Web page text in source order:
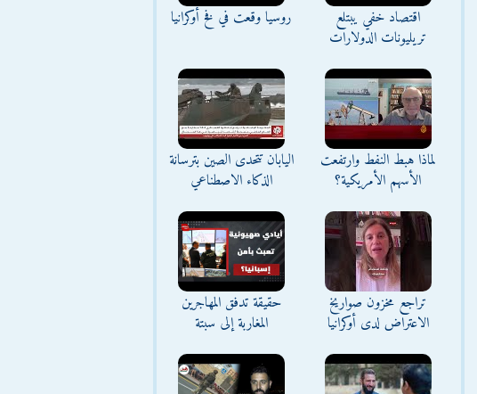
اقتصاد خفي يبتلع
تريليونات الدولارات
روسيا وقعت في فخ أوكرانيا
لماذا هبط النفط وارتفعت
الأسهم الأمريكية؟
اليابان تتحدى الصين بترسانة
الذكاء الاصطناعي
تراجع مخزون صواريخ
الاعتراض لدى أوكرانيا
حقيقة تدفق المهاجرين
المغاربة إلى سبتة